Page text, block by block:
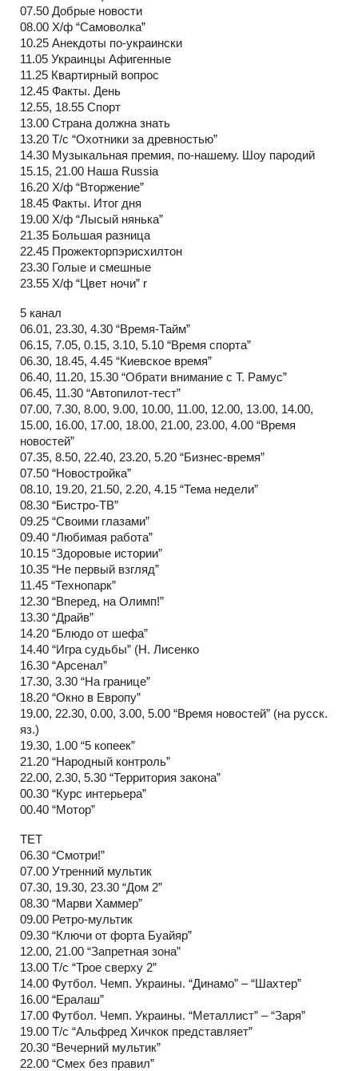
07.50 Добрые новости
08.00 Х/ф “Самоволка”
10.25 Анекдоты по-украински
11.05 Украинцы Афигенные
11.25 Квартирный вопрос
12.45 Факты. День
12.55, 18.55 Спорт
13.00 Страна должна знать
13.20 Т/с “Охотники за древностью”
14.30 Музыкальная премия, по-нашему. Шоу пародий
15.15, 21.00 Наша Russia
16.20 Х/ф “Вторжение”
18.45 Факты. Итог дня
19.00 Х/ф “Лысый нянька”
21.35 Большая разница
22.45 Прожекторпэрисхилтон
23.30 Голые и смешные
23.55 Х/ф “Цвет ночи” r
5 канал
06.01, 23.30, 4.30 “Время-Тайм”
06.15, 7.05, 0.15, 3.10, 5.10 “Время спорта”
06.30, 18.45, 4.45 “Киевское время”
06.40, 11.20, 15.30 “Обрати внимание с Т. Рамус”
06.45, 11.30 “Автопилот-тест”
07.00, 7.30, 8.00, 9.00, 10.00, 11.00, 12.00, 13.00, 14.00,
15.00, 16.00, 17.00, 18.00, 21.00, 23.00, 4.00 “Время
новостей”
07.35, 8.50, 22.40, 23.20, 5.20 “Бизнес-время”
07.50 “Новостройка”
08.10, 19.20, 21.50, 2.20, 4.15 “Тема недели”
08.30 “Бистро-ТВ”
09.25 “Своими глазами”
09.40 “Любимая работа”
10.15 “Здоровые истории”
10.35 “Не первый взгляд”
11.45 “Технопарк”
12.30 “Вперед, на Олимп!”
13.30 “Драйв”
14.20 “Блюдо от шефа”
14.40 “Игра судьбы” (Н. Лисенко
16.30 “Арсенал”
17.30, 3.30 “На границе”
18.20 “Окно в Европу”
19.00, 22.30, 0.00, 3.00, 5.00 “Время новостей” (на русск.
яз.)
19.30, 1.00 “5 копеек”
21.20 “Народный контроль”
22.00, 2.30, 5.30 “Территория закона”
00.30 “Курс интерьера”
00.40 “Мотор”
ТЕТ
06.30 “Смотри!”
07.00 Утренний мультик
07.30, 19.30, 23.30 “Дом 2”
08.30 “Марви Хаммер”
09.00 Ретро-мультик
09.30 “Ключи от форта Буайяр”
12.00, 21.00 “Запретная зона”
13.00 Т/с “Трое сверху 2”
14.00 Футбол. Чемп. Украины. “Динамо” – “Шахтер”
16.00 “Ералаш”
17.00 Футбол. Чемп. Украины. “Металлист” – “Заря”
19.00 Т/с “Альфред Хичкок представляет”
20.30 “Вечерний мультик”
22.00 “Смех без правил”